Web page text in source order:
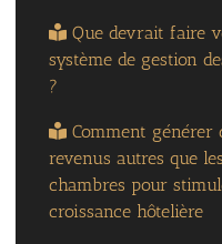
Que devrait faire
système de gestion
?
Comment générer
revenus autres que les
chambres pour
croissance hôtelière